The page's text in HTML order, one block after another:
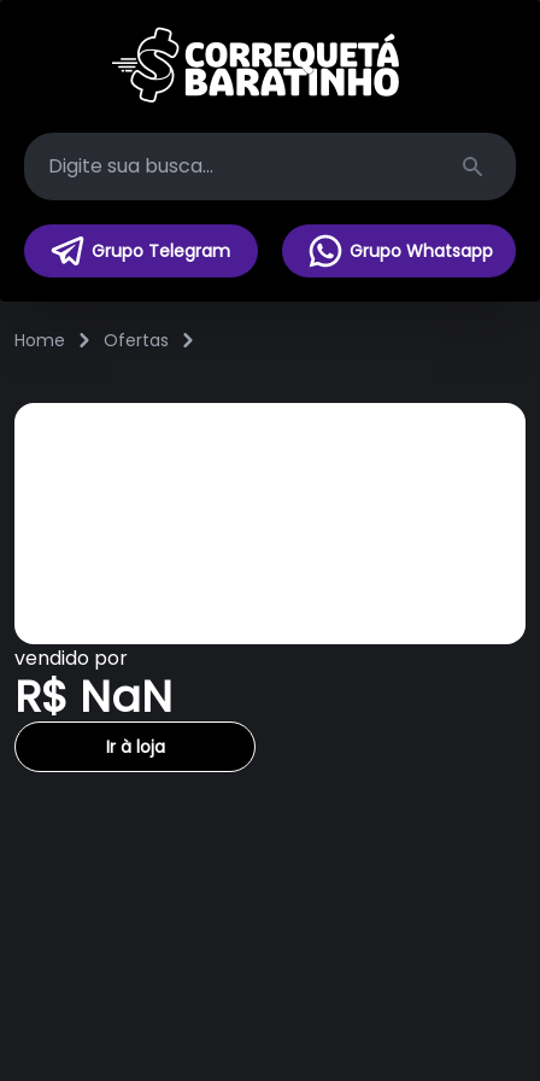
Search
Grupo Telegram Grupo Whatsapp
Home Ofertas
vendido por
R$ NaN
Ir à loja